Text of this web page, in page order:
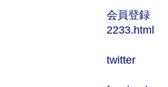
会員登録
2233.html
twitter